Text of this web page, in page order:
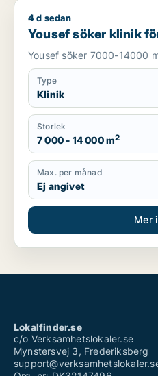
Yousef söker klinik för
4 d sedan
Yousef söker klinik
Yousef söker 7000-14000
Type
Klinik
Storlek
7 000 - 14 000 m2
Max. per månad
Ej angivet
Mer
Lokalfinder.se
c/o Verksamhetslokaler.se
Mynstersvej 3, Frederiksberg